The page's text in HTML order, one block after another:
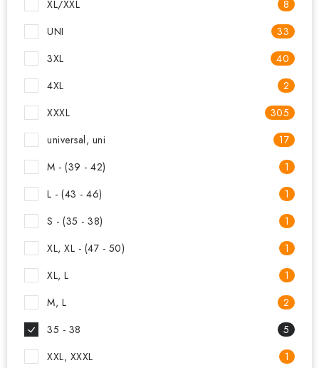
XL/XXL
8
UNI
33
3XL
40
4XL
2
XXXL
305
universal, uni
17
M - (39 - 42)
1
L - (43 - 46)
1
S - (35 - 38)
1
XL, XL - (47 - 50)
1
XL, L
1
M, L
2
35 - 38
5
XXL, XXXL
1